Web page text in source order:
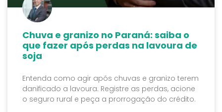
Chuva e granizo no Paraná: saiba o
que fazer após perdas na lavoura de
soja
Entenda como agir após chuvas e granizo terem
danificado a lavoura. Registre as perdas, acione
o seguro rural e peça a prorrogação do crédito.